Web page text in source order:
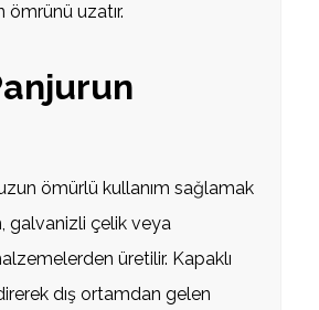
uzatır.
ömürlü kullanım sağlamak
galvanizli çelik veya
üretilir. Kapaklı
dış ortamdan gelen